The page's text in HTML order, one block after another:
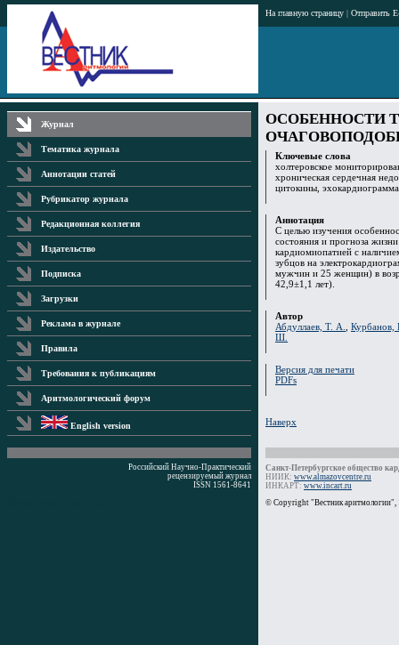
На главную страницу | Отправить
Журнал
Тематика журнала
Аннотации статей
Рубрикатор журнала
Редакционная коллегия
Издательство
Подписка
Загрузки
Реклама в журнале
Правила
Требования к публикациям
Аритмологический форум
English version
ОСОБЕННОСТИ
Ключевые слова
холтеровское
хроническая сердечная
цитокины, эхокардиограмма
Аннотация
С целью изучения
состояния и прогноза
кардиомиопатией с
зубцов на
мужчин и 25 женщин) в
42,9±1,1 лет).
Автор
Абдуллаев, Т. А.
Ш.
Версия для печати
PDFs
Наверх
Российский Научно-Практический
рецензируемый журнал
ISSN 1561-8641
Санкт-Петербургское общество
НИИК: www.almazovcentre.ru
ИНКАРТ: www.incart.ru
© Copyright "Вестник аритмологии",